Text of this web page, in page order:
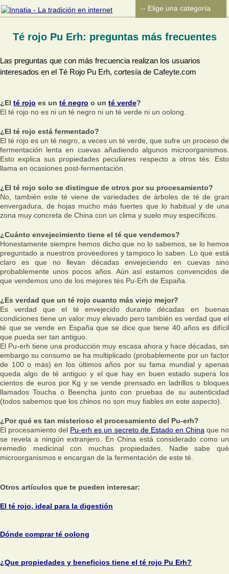
Té rojo Pu Erh: preguntas más frecuentes
Las preguntas que con más frecuencia realizan los usuarios
interesados en el Té Rojo Pu Erh, cortesía de Cafeyte.com
¿El té rojo es un té negro o un té verde?
El té rojo no es ni un té negro ni un té verde ni un oolong.
¿El té rojo está fermentado?
El té rojo es un té negro, a veces un té verde, que sufre un proceso de
fermentación lenta en cuevas añadiendo algunos microorganismos.
Esto explica sus propiedades peculiares respecto a otros tés. Esto
llama en ocasiones post-fermentación.
¿El té rojo solo se distingue de otros por su procesamiento?
No, también este té viene de variedades de árboles de té de gran
envergadura, de hojas mucho más fuertes que lo habitual y de una
zona muy concreta de China con un clima y suelo muy específicos.
¿Cuánto envejecimiento tiene el té que vendemos?
Honestamente siempre hemos dicho que no lo sabemos, se lo hemos
preguntado a nuestros proveedores y tampoco lo saben. Lo que está
claro es que no llevan décadas envejeciendo en cuevas sino
probablemente unos pocos años. Aún así estamos convencidos de
que vendemos uno de los mejores tés Pu-Erh de España.
¿Es verdad que un té rojo cuanto más viejo mejor?
Es verdad que el té envejecido durante décadas en buenas
condiciones tiene un valor muy elevado pero también es verdad que el
té que se vende en España que se dice que tiene 40 años es difícil
que pueda ser tan antiguo.
El Pu-erh tiene una producción muy escasa ahora y hace décadas, sin
embargo su consumo se ha multiplicado (probablemente por un factor
de 100 o más) en los últimos años por su fama mundial y apenas
queda algo de té antiguo y el que hay en buen estado supera los
cientos de euros por Kg y se vende prensado en ladrillos o bloques
llamados Toucha o Beencha junto con pruebas de su autenticidad
(todos sabemos que los chinos no son muy fiables en este aspecto).
¿Por qué es tan misterioso el procesamiento del Pu-erh?
El procesamiento del Pu-erh es un secreto de Estado en China que no
se revela a ningún extranjero. En China está considerado como un
remedio medicinal con muchas propiedades. Nadie sabe qué
microorganismos e encargan de la fermentación de este té.
Otros artículos que te pueden interesar:
El té rojo, ideal para la digestión
Dónde comprar té oolong
¿Que propiedades y beneficios tiene el té rojo Pu Erh?